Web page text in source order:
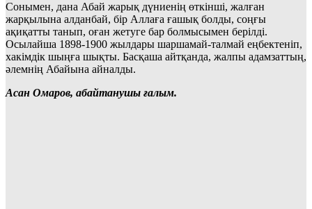
Сонымен, дана Абай жарық дүниенің өткінші, жалған
жарқылына алданбай, бір Аллаға ғашық болды, соңғы
ақиқатты танып, оған жетуге бар болмысымен берілді.
Осылайша 1898-1900 жылдары шаршамай-талмай еңбектеніп,
хакімдік шыңға шықты. Басқаша айтқанда, жалпы адамзаттың,
әлемнің Абайына айналды.
Асан Омаров, абайтанушы ғалым.